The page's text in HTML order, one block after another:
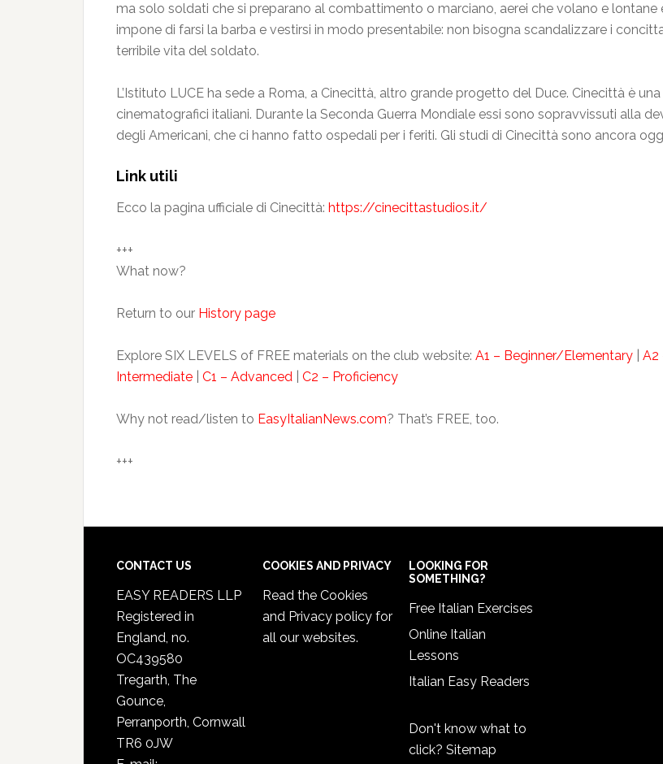
ma solo soldati che si preparano al combattimento o marciano, aerei che volano e
impone di farsi la barba e vestirsi in modo presentabile: non bisogna scandalizzare i
terribile vita del soldato.
L’Istituto LUCE ha sede a Roma, a Cinecittà, altro grande progetto del Duce. Cinecittà è
cinematografici italiani. Durante la Seconda Guerra Mondiale essi sono sopravvissuti alla
degli Americani, che ci hanno fatto ospedali per i feriti. Gli studi di Cinecittà sono ancora
Link utili
Ecco la pagina ufficiale di Cinecittà: https://cinecittastudios.it/
+++
What now?
Return to our History page
Explore SIX LEVELS of FREE materials on the club website: A1 – Beginner/Elementary A2
Intermediate
C1 – Advanced C2 – Proficiency
Why not read/listen to EasyItalianNews.com? That’s FREE, too.
+++
CONTACT US
EASY READERS LLP
Registered in
England, no.
OC439580
Tregarth, The
Gounce,
Perranporth, Cornwall
TR6 0JW
COOKIES AND PRIVACY
Read the Cookies
and Privacy policy for
all our websites.
LOOKING FOR
SOMETHING?
Free Italian Exercises
Online Italian
Lessons
Italian Easy Readers
Don't know what to
click? Sitemap